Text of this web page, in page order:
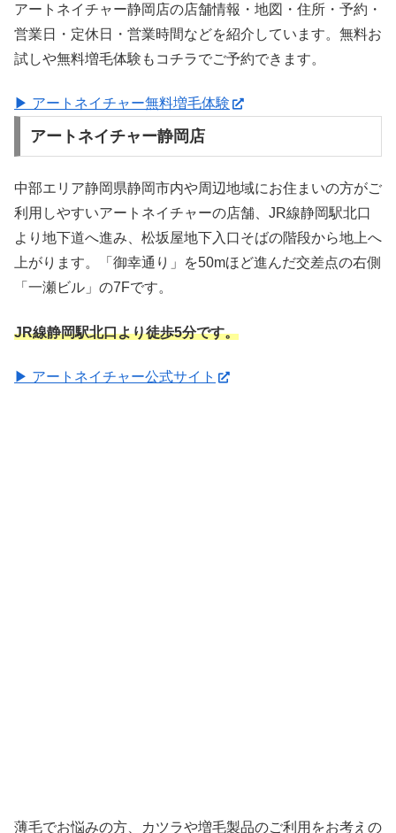
アートネイチャー静岡店の店舗情報・地図・住所・予約・
営業日・定休日・営業時間などを紹介しています。無料お
試しや無料増毛体験もコチラでご予約できます。
▶ アートネイチャー無料増毛体験
アートネイチャー静岡店
中部エリア静岡県静岡市内や周辺地域にお住まいの方がご
利用しやすいアートネイチャーの店舗、JR線静岡駅北口
より地下道へ進み、松坂屋地下入口そばの階段から地上へ
上がります。「御幸通り」を50mほど進んだ交差点の右側
「一瀬ビル」の7Fです。
JR線静岡駅北口より徒歩5分です。
▶ アートネイチャー公式サイト
薄毛でお悩みの方、カツラや増毛製品のご利用をお考えの